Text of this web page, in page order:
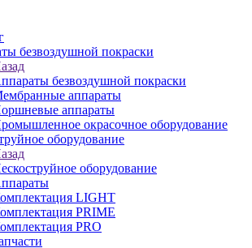
безвоздушной покраски
безвоздушной покраски
аппараты
аппараты
окрасочное оборудование
оборудование
оборудование
LIGHT
PRIME
PRO